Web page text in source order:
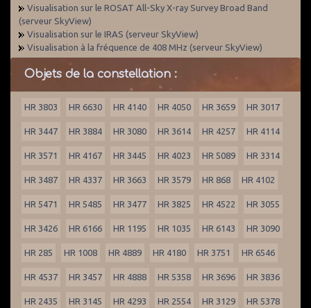
Visualisation sur le ROSAT All-Sky X-ray Survey Broad Band
(serveur SkyView)
Visualisation sur le IRAS (serveur SkyView)
Visualisation à la fréquence de 408 MHz (serveur SkyView)
Objets de la constellation :
HR 3803 HR 6630 HR 4140 HR 4050 HR 3659 HR 3017
HR 3447 HR 3884 HR 3080 HR 3614 HR 4257 HR 4114
HR 3571 HR 4167 HR 3445 HR 4023 HR 5089 HR 3314
HR 3487 HR 4337 HR 3663 HR 3579 HR 868 HR 4102
HR 5471 HR 5485 HR 3477 HR 3825 HR 4522 HR 3055
HR 3426 HR 6166 HR 1195 HR 1035 HR 6143 HR 3090
HR 285 HR 1008 HR 4889 HR 4180 HR 3751 HR 6546
HR 4537 HR 3457 HR 4888 HR 5358 HR 3696 HR 3836
HR 2435 HR 3145 HR 4293 HR 2554 HR 3129 HR 5378